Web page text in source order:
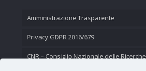
Amministrazione Trasparente
Privacy GDPR 2016/679
CNR – Consiglio Nazionale delle Ricerche